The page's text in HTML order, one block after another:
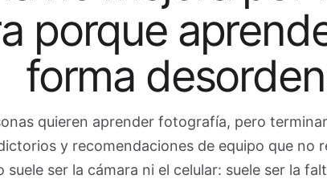
porque
forma
quieren aprender fotografía, pero
y recomendaciones de equipo que no
suele ser la cámara ni el celular: suele ser la